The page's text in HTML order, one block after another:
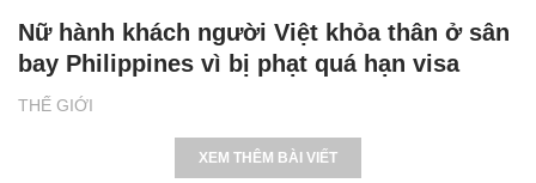
THẾ GIỚI
Nữ hành khách người Việt khỏa thân ở sân
bay Philippines vì bị phạt quá hạn visa
XEM THÊM BÀI VIẾT